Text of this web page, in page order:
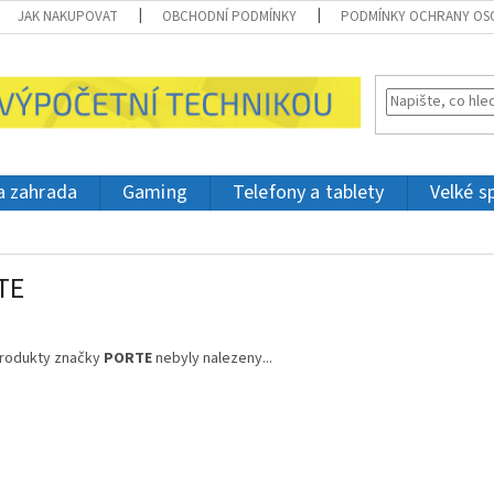
JAK NAKUPOVAT OBCHODNÍ PODMÍNKY PODMÍNKY OCHRANY
zahrada Gaming Telefony a tablety Velké
značky PORTEnebyly nalezeny...